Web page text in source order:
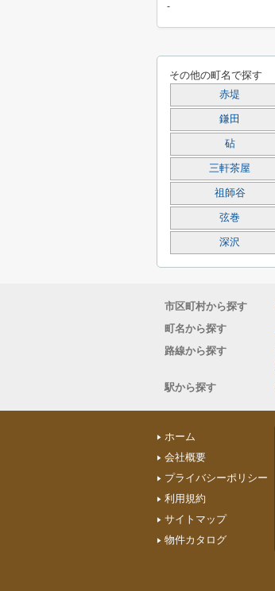
-
その他の町名で探す
赤堤
鎌田
砧
三軒茶屋
祖師谷
弦巻
深沢
市区町村から探す
町名から探す
路線から探す
駅から探す
ホーム
会社概要
プライバシーポリシー
利用規約
サイトマップ
物件カタログ